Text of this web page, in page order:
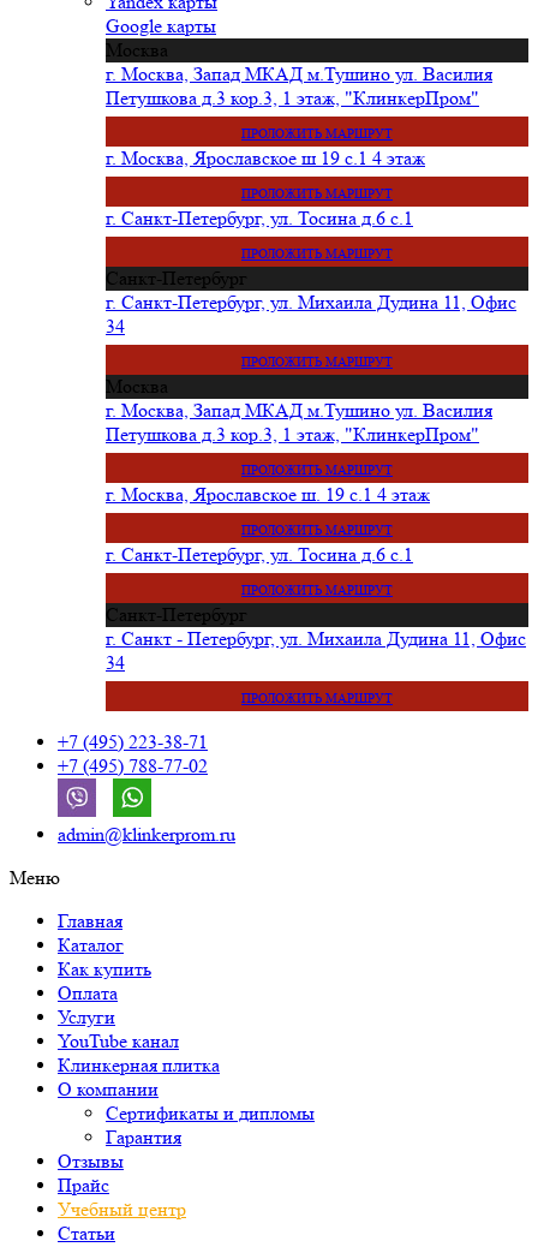
Google карты
Москва
г. Москва, Запад МКАД м.Тушино ул. Василия
Петушкова д.3 кор.3, 1 этаж, "КлинкерПром"
ПРОЛОЖИТЬ МАРШРУТ
г. Москва, Ярославское ш 19 с.1 4 этаж
ПРОЛОЖИТЬ МАРШРУТ
г. Санкт-Петербург, ул. Тосина д.6 с.1
ПРОЛОЖИТЬ МАРШРУТ
Санкт-Петербург
г. Санкт-Петербург, ул. Михаила Дудина 11, Офис
34
ПРОЛОЖИТЬ МАРШРУТ
Москва
г. Москва, Запад МКАД м.Тушино ул. Василия
Петушкова д.3 кор.3, 1 этаж, "КлинкерПром"
ПРОЛОЖИТЬ МАРШРУТ
г. Москва, Ярославское ш. 19 с.1 4 этаж
ПРОЛОЖИТЬ МАРШРУТ
г. Санкт-Петербург, ул. Тосина д.6 с.1
ПРОЛОЖИТЬ МАРШРУТ
Санкт-Петербург
г. Санкт - Петербург, ул. Михаила Дудина 11, Офис
34
ПРОЛОЖИТЬ МАРШРУТ
+7 (495) 223-38-71
+7 (495) 788-77-02
admin@klinkerprom.ru
Меню
Главная
Каталог
Как купить
Оплата
Услуги
YouTube канал
Клинкерная плитка
О компании
Сертификаты и дипломы
Гарантия
Отзывы
Прайс
Учебный центр
Статьи